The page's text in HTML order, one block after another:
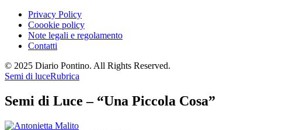
Privacy Policy
Coookie policy
Note legali e regolamento
Contatti
© 2025 Diario Pontino. All Rights Reserved.
Semi di luceRubrica
Semi di Luce – “Una Piccola Cosa”